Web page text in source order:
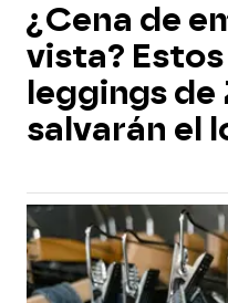
¿Cena de
vista?
leggings
salvarán el